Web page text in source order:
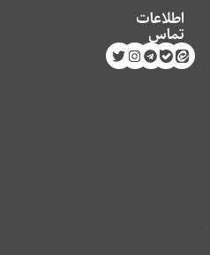
اطلاعات
تماس